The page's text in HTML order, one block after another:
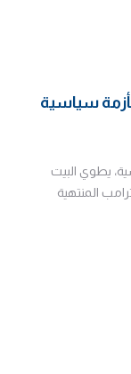
سياسية
يطوي البيت
المنتهية